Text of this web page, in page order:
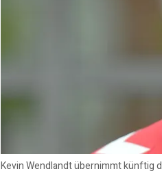
Kevin Wendlandt übernimmt künftig